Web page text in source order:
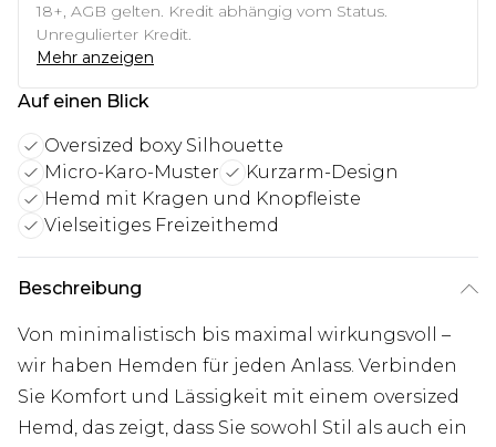
18+, AGB gelten. Kredit abhängig vom Status.
Unregulierter Kredit.
Mehr anzeigen
Auf einen Blick
Oversized boxy Silhouette
Micro-Karo-Muster
Kurzarm-Design
Hemd mit Kragen und Knopfleiste
Vielseitiges Freizeithemd
Beschreibung
Von minimalistisch bis maximal wirkungsvoll –
wir haben Hemden für jeden Anlass. Verbinden
Sie Komfort und Lässigkeit mit einem oversized
Hemd, das zeigt, dass Sie sowohl Stil als auch ein